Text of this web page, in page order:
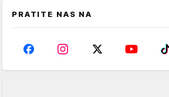
PRATITE NAS NA